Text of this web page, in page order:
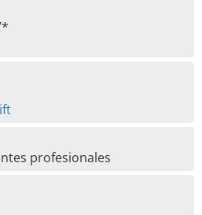
profesionales